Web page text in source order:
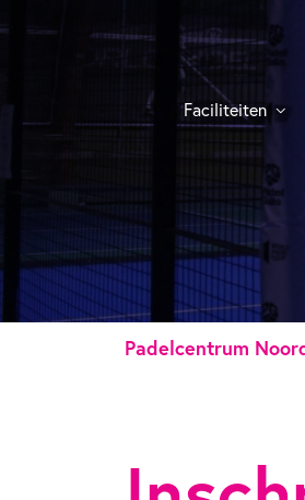
Faciliteiten
Padelcentrum